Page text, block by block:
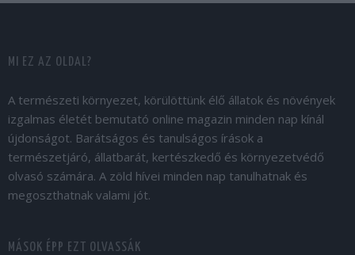
MI EZ AZ OLDAL?
A természeti környezet, körülöttünk élő állatok és növények
izgalmas életét bemutató online magazin minden nap kínál
újdonságot. Barátságos és tanulságos írások a
természetjáró, állatbarát, kertészkedő és környezetvédő
olvasó számára. A zöld hívei minden nap tanulhatnak és
megoszthatnak valami jót.
MÁSOK ÉPP EZT OLVASSÁK